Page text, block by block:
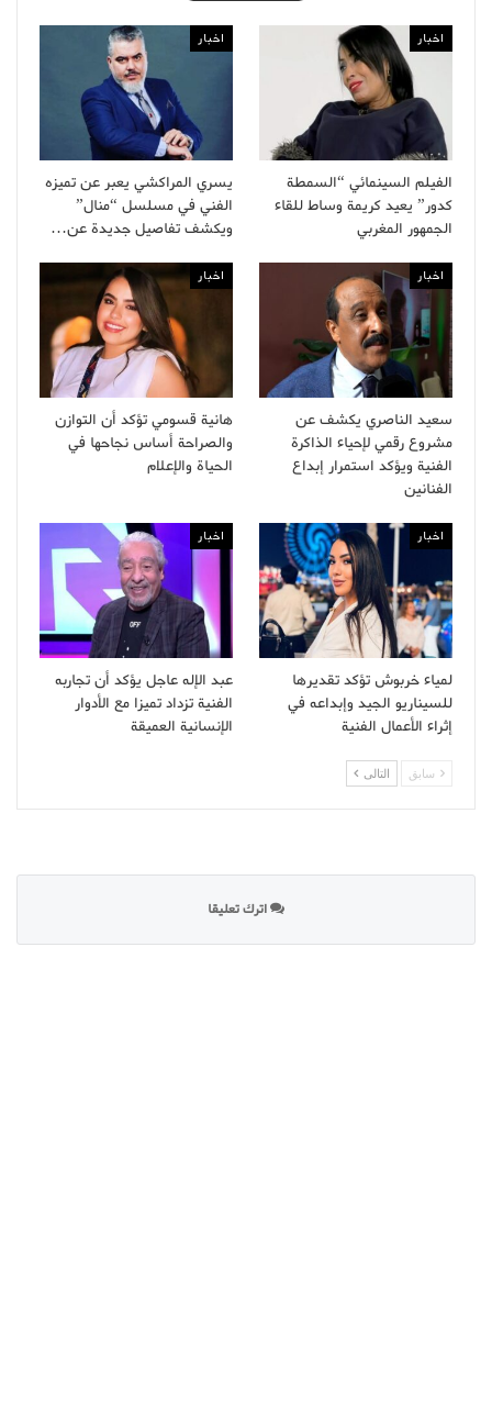
اخبار
الفيلم السينمائي “السمطة
كدور” يعيد كريمة وساط للقاء
الجمهور المغربي
اخبار
يسري المراكشي يعبر عن تميزه
الفني في مسلسل “منال”
ويكشف تفاصيل جديدة عن…
اخبار
سعيد الناصري يكشف عن
مشروع رقمي لإحياء الذاكرة
الفنية ويؤكد استمرار إبداع
الفنانين
اخبار
هانية قسومي تؤكد أن التوازن
والصراحة أساس نجاحها في
الحياة والإعلام
اخبار
لمياء خربوش تؤكد تقديرها
للسيناريو الجيد وإبداعه في
إثراء الأعمال الفنية
اخبار
عبد الإله عاجل يؤكد أن تجاربه
الفنية تزداد تميزا مع الأدوار
الإنسانية العميقة
سابق التالى
اترك تعليقا